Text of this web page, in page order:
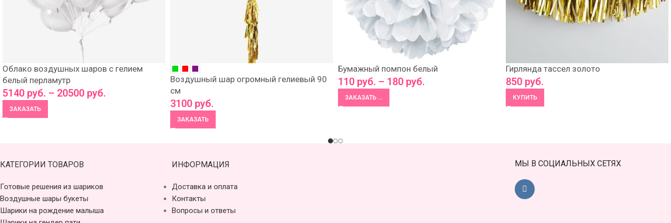
Облако воздушных шаров с гелием
белый перламутр
5140 руб. – 20500 руб.
ЗАКАЗАТЬ
Воздушный шар огромный гелиевый 90
см
3100 руб.
ЗАКАЗАТЬ
Бумажный помпон белый
110 руб. – 180 руб.
ЗАКАЗАТЬ ...
Гирлянда тассел золото
850 руб.
КУПИТЬ
КАТЕГОРИИ ТОВАРОВ
Готовые решения из шариков
Воздушные шары букеты
Шарики на рождение малыша
ИНФОРМАЦИЯ
Доставка и оплата
Контакты
Вопросы и ответы
МЫ В СОЦИАЛЬНЫХ СЕТЯХ